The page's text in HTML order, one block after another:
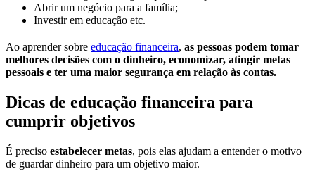
Abrir um negócio para a família;
Investir em educação etc.
Ao aprender sobre educação financeira, as pessoas podem tomar
melhores decisões com o dinheiro, economizar, atingir metas
pessoais e ter uma maior segurança em relação às contas.
Dicas de educação financeira para
cumprir objetivos
É preciso estabelecer metas, pois elas ajudam a entender o motivo
de guardar dinheiro para um objetivo maior.